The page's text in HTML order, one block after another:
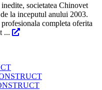
societatea Chinovet
la inceputul anului 2003.
completa oferita
...